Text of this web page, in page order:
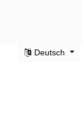
Deutsch